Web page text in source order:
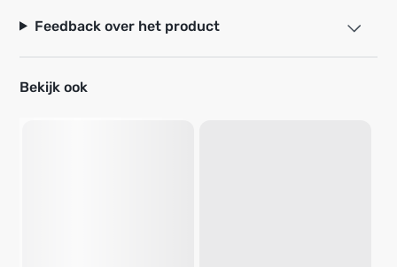
Feedback over het product
Bekijk ook